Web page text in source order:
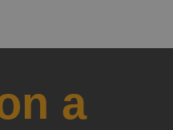
a